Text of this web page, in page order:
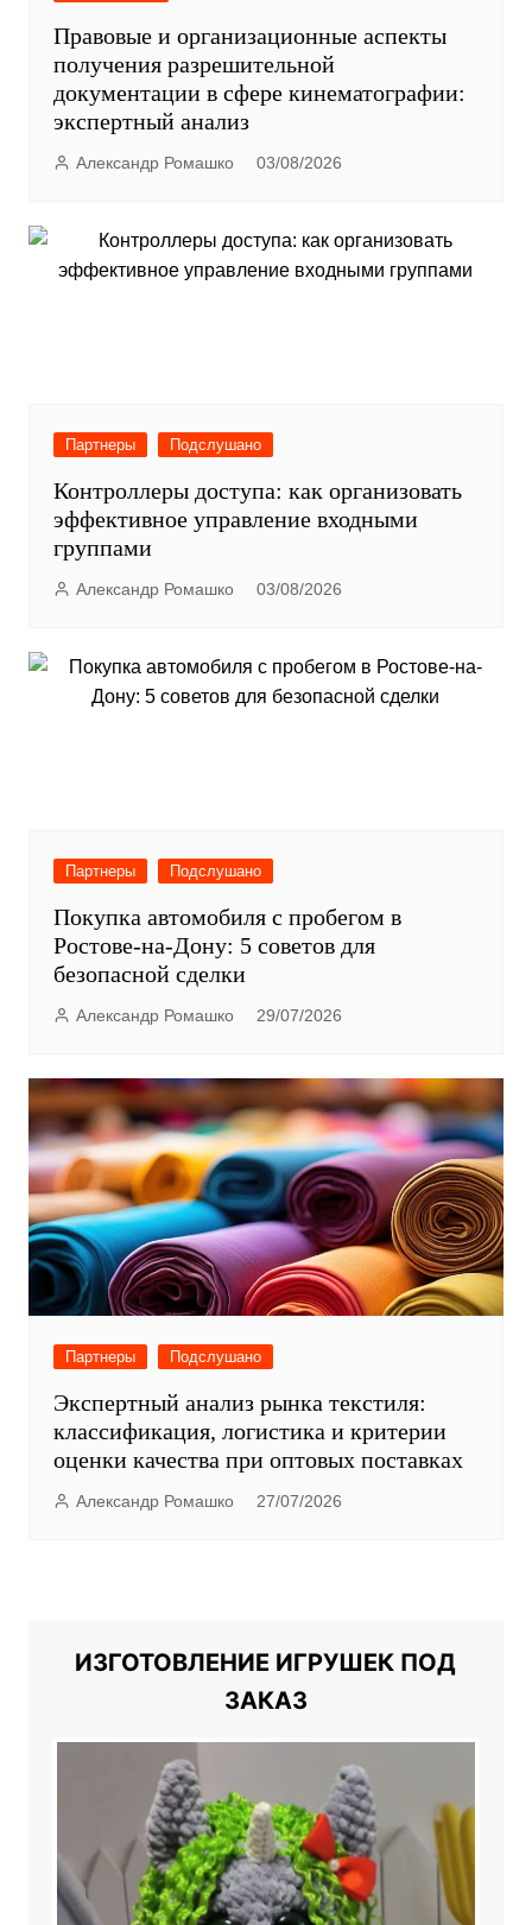
Правовые и организационные аспекты
получения разрешительной
документации в сфере кинематографии:
экспертный анализ
Александр Ромашко 03/08/2026
Партнеры Подслушано
Контроллеры доступа: как организовать
эффективное управление входными
группами
Александр Ромашко 03/08/2026
Партнеры Подслушано
Покупка автомобиля с пробегом в
Ростове-на-Дону: 5 советов для
безопасной сделки
Александр Ромашко 29/07/2026
Партнеры Подслушано
Экспертный анализ рынка текстиля:
классификация, логистика и критерии
оценки качества при оптовых поставках
Александр Ромашко 27/07/2026
ИЗГОТОВЛЕНИЕ ИГРУШЕК ПОД
ЗАКАЗ